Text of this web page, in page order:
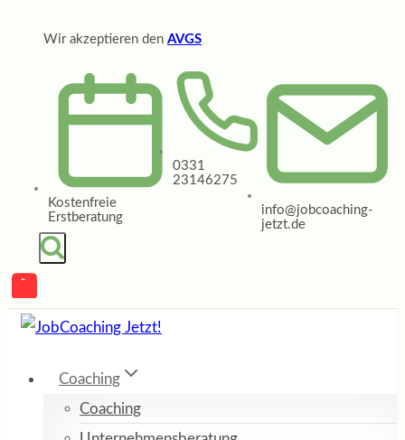
Wir akzeptieren den AVGS
Kostenfreie
Erstberatung
0331
23146275
info@jobcoaching-
jetzt.de
Coaching
Coaching